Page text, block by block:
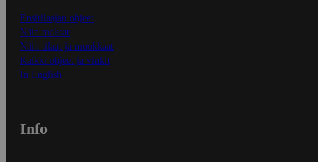
Ensitilaajan ohjeet
Näin maksat
Näin tilaat ja muokkaat
Kaikki ohjeet ja vinkit
In English
Info